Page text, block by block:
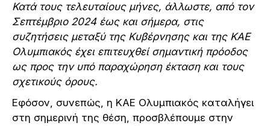
Κατά τους τελευταίους μήνες, άλλωστε, από τον
Σεπτέμβριο 2024 έως και σήμερα, στις
συζητήσεις μεταξύ της Κυβέρνησης και της ΚΑΕ
Ολυμπιακός έχει επιτευχθεί σημαντική πρόοδος
ως προς την υπό παραχώρηση έκταση και τους
σχετικούς όρους.
Εφόσον, συνεπώς, η ΚΑΕ Ολυμπιακός καταλήγει
στη σημερινή της θέση, προσβλέπουμε στην